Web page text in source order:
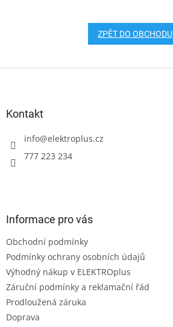
ZPĚT DO OBCHODU
Kontakt
info@elektroplus.cz
777 223 234
Informace pro vás
Obchodní podmínky
Podmínky ochrany osobních údajů
Výhodný nákup v ELEKTROplus
Záruční podmínky a reklamační řád
Prodloužená záruka
Doprava